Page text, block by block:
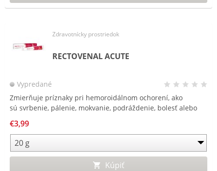
Zdravotnícky prostriedok
RECTOVENAL ACUTE
Vypredané
Zmierňuje príznaky pri hemoroidálnom ochorení, ako
sú svrbenie, pálenie, mokvanie, podráždenie, bolesť alebo
€3,99
Kúpiť